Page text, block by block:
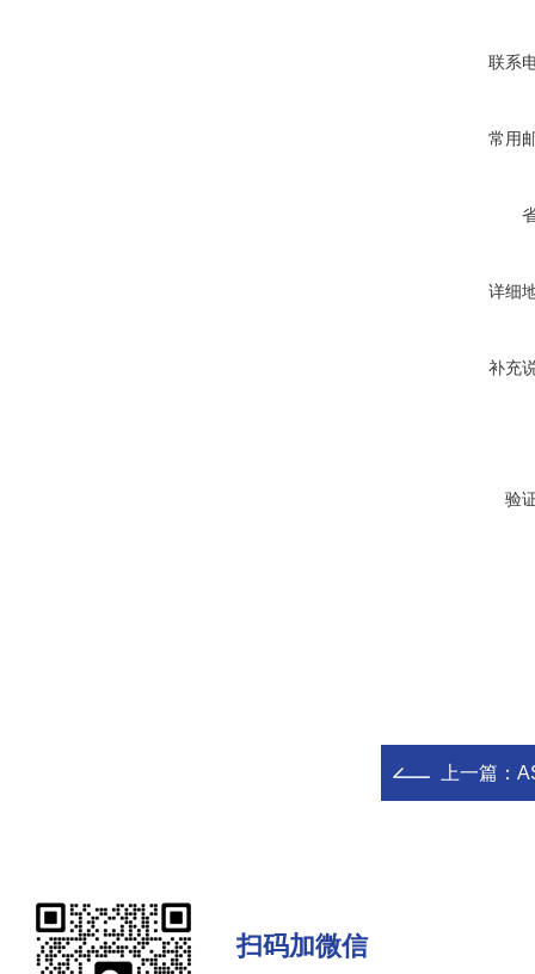
联系
常用
详细
补充
验
上一篇：
扫码加微信